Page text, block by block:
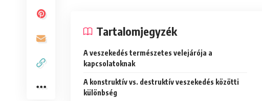
Tartalomjegyzék
A veszekedés természetes velejárója a
kapcsolatoknak
A konstruktív vs. destruktív veszekedés közötti
különbség